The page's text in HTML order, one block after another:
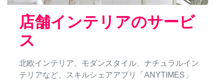
店舗インテリアのサービ
ス
北欧インテリア、モダンスタイル、ナチュラルイン
テリアなど、スキルシェアアプリ「ANYTIMES」